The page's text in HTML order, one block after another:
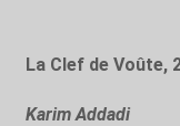
La Clef de Voûte,
Karim Addadi